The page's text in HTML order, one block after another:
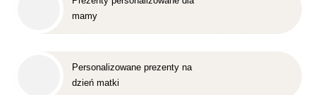
mamy
Personalizowane prezenty na
dzień matki